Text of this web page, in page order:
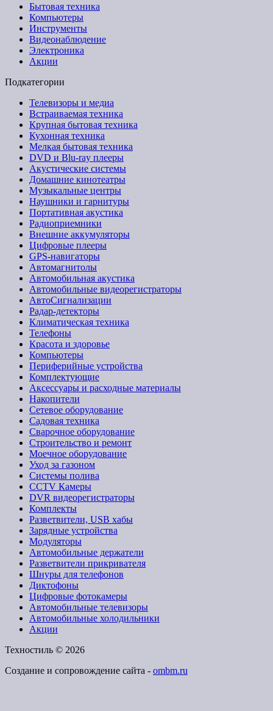
Бытовая техника
Компьютеры
Инструменты
Видеонаблюдение
Электроника
Акции
Подкатегории
Телевизоры и медиа
Встраиваемая техника
Крупная бытовая техника
Кухонная техника
Мелкая бытовая техника
DVD и Blu-ray плееры
Акустические системы
Домашние кинотеатры
Музыкальные центры
Наушники и гарнитуры
Портативная акустика
Радиоприемники
Внешние аккумуляторы
Цифровые плееры
GPS-навигаторы
Автомагнитолы
Автомобильная акустика
Автомобильные видеорегистраторы
АвтоСигнализации
Радар-детекторы
Климатическая техника
Телефоны
Красота и здоровье
Компьютеры
Периферийные устройства
Комплектующие
Аксессуары и расходные материалы
Накопители
Сетевое оборудование
Садовая техника
Сварочное оборудование
Строительство и ремонт
Моечное оборудование
Уход за газоном
Системы полива
CCTV Камеры
DVR видеорегистраторы
Комплекты
Разветвители, USB хабы
Зарядные устройства
Модуляторы
Автомобильные держатели
Разветвители прикривателя
Шнуры для телефонов
Диктофоны
Цифровые фотокамеры
Автомобильные телевизоры
Автомобильные холодильники
Акции
Техностиль © 2026
Создание и сопровождение сайта - ombm.ru